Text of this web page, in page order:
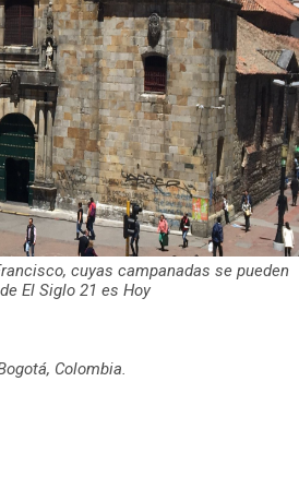
cuyas campanadas se pueden
El Siglo 21 es Hoy
Colombia.